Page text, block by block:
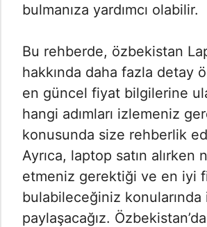
bulmanıza yardımcı olabilir.
Bu rehberde, özbekistan
hakkında daha fazla detay
en güncel fiyat bilgilerine
hangi adımları izlemeniz
konusunda size rehberlik
Ayrıca, laptop satın alırken
etmeniz gerektiği ve en iyi
bulabileceğiniz konularında
paylaşacağız.